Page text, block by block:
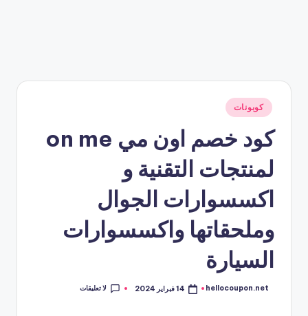
نُشر
في
كوبونات
كود خصم اون مي on me
لمنتجات التقنية و
اكسسوارات الجوال
وملحقاتها واكسسوارات
السيارة
تمّ
hellocoupon.net 14 فبراير 2024 لا تعليقات